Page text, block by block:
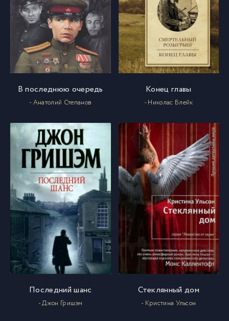
anekseev_utoli_pechali_070
72 anekseev_utoli_pechali_071
anekseev_utoli_pechali_074
anekseev_utoli_pechali_075
77 anekseev_utoli_pechali_076
78 anekseev_utoli_pechali_077
79 anekseev_utoli_pechali_078
anekseev_utoli_pechali_079
В последнюю очередь
- Анатолий Степанов
Конец главы
- Николас Блейк
Последний шанс
- Джон Гришэм
Стеклянный дом
- Кристина Ульсон